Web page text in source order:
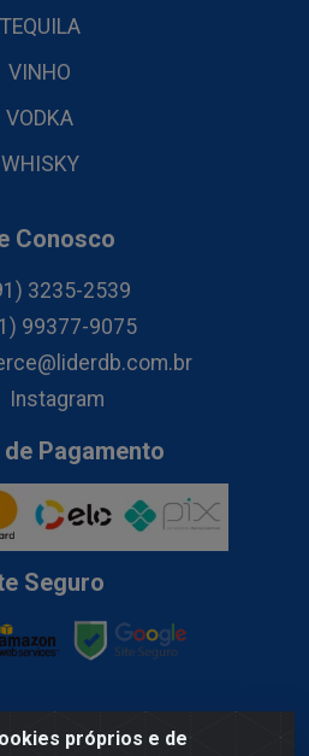
próprios e de
TEQUILA
VINHO
VODKA
WHISKY
Conosco
3235-2539
99377-9075
Instagram
Pagamento
Seguro